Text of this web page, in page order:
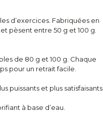
d’exercices. Fabriquées en
pèsent entre 50 g et 100 g.
de 80 g et 100 g. Chaque
pour un retrait facile.
puissants et plus satisfaisants.
à base d’eau.